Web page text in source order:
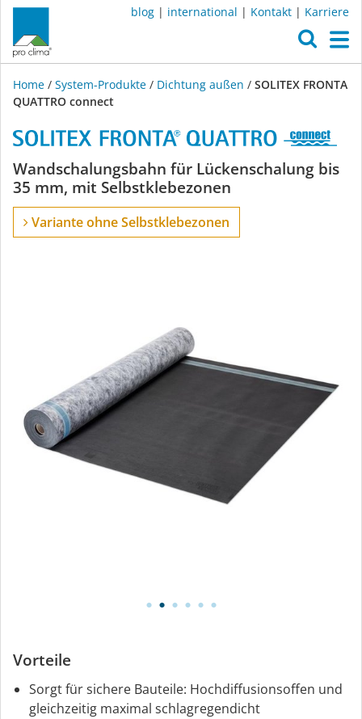
blog | international | Kontakt | Karriere
Home / System-Produkte / Dichtung außen / SOLITEX FRONTA
QUATTRO connect
SOLITEX
FRONTA
QUATTRO
Wandschalungsbahn für Lückenschalung bis
35 mm, mit Selbstklebezonen
Variante ohne Selbstklebezonen
Vorteile
Sorgt für sichere Bauteile: Hochdiffusionsoffen und
gleichzeitig maximal schlagregendicht